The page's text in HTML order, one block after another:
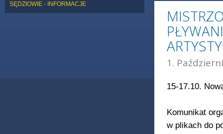
SĘDZIOWIE - INFORMACJE
1.
15-17.10.
Komunikat
w plikach do